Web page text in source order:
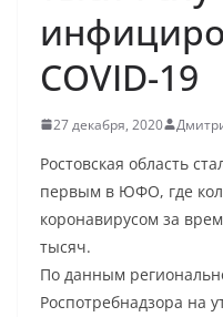
COVID-19
27 декабря, 2020
Ростовская область
первым в ЮФО, где
коронавирусом за
тысяч.
По данным
Роспотребнадзора на